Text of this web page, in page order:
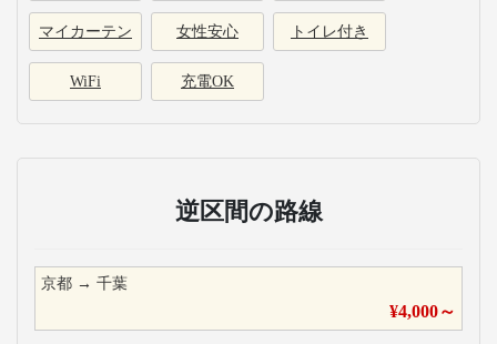
マイカーテン 女性安心 トイレ付き
WiFi 充電OK
逆区間の路線
京都 → 千葉
¥4,000～